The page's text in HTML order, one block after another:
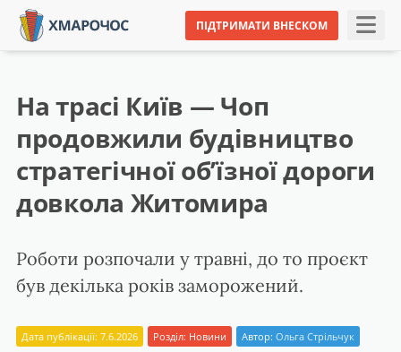
ПІДТРИМАТИ ВНЕСКОМ
На трасі Київ — Чоп
продовжили будівництво
стратегічної об’їзної дороги
довкола Житомира
Роботи розпочали у травні, до то проєкт
був декілька років заморожений.
Дата публікації: 7.6.2026 Розділ: Новини Автор: Ольга Стрільчук